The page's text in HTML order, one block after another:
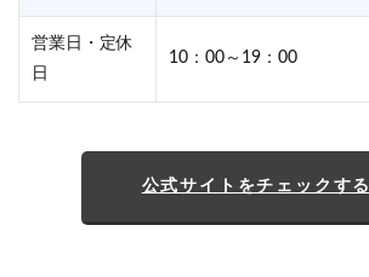
営業日・定休
日
10：00～19：00
公式サイトをチェックする